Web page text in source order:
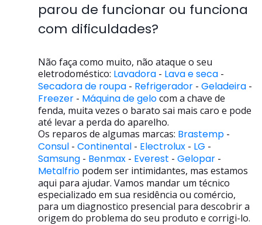
parou de funcionar ou funciona
com dificuldades?
Não faça como muito, não ataque o seu
eletrodoméstico: Lavadora - Lava e seca -
Secadora de roupa - Refrigerador - Geladeira -
Freezer - Máquina de gelocom a chave de
fenda, muita vezes o barato sai mais caro e pode
até levar a perda do aparelho.
Os reparos de algumas marcas: Brastemp -
Consul - Continental - Electrolux - LG -
Samsung - Benmax - Everest - Gelopar -
Metalfrio podem ser intimidantes, mas estamos
aqui para ajudar. Vamos mandar um técnico
especializado em sua residência ou comércio,
para um diagnostico presencial para descobrir a
origem do problema do seu produto e corrigi-lo.